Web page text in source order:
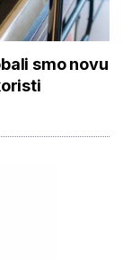
smo novu